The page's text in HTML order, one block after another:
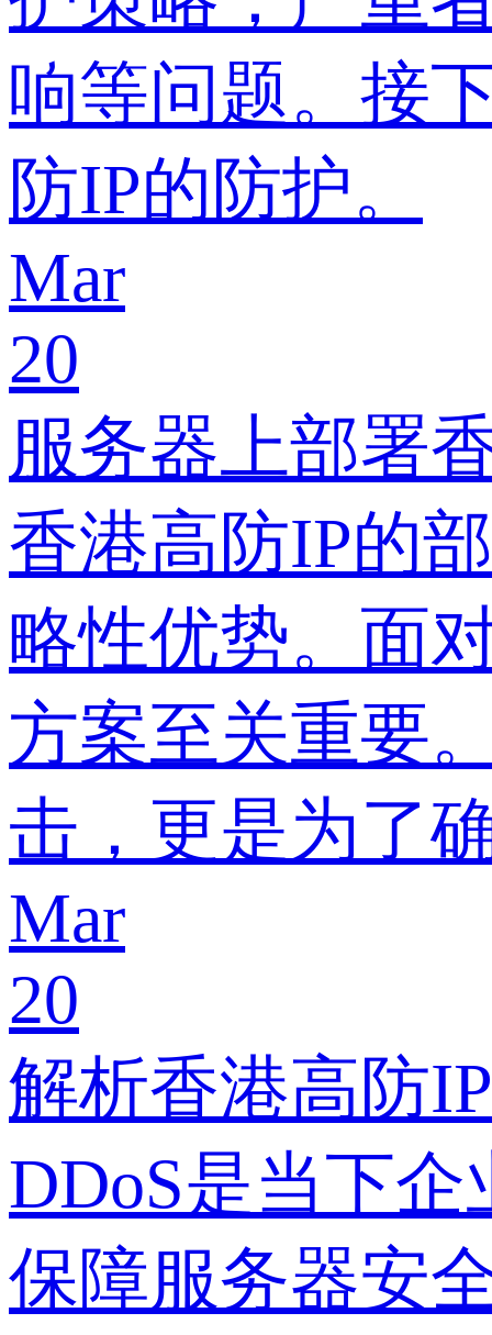
响等问题。接
防IP的防护。
Mar
20
服务器上部署
香港高防IP的
略性优势。面
方案至关重要
击，更是为了
Mar
20
解析香港高防
DDoS是当下
保障服务器安